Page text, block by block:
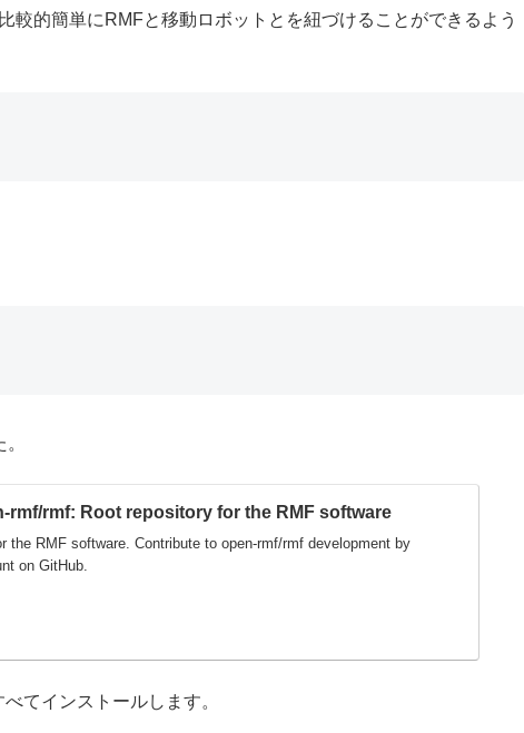
較的簡単にRMFと移動ロボットとを紐づけることができるよう
rmf/rmf: Root repository for the RMF software
the RMF software. Contribute to open-rmf/rmf development by
on GitHub.
てインストールします。